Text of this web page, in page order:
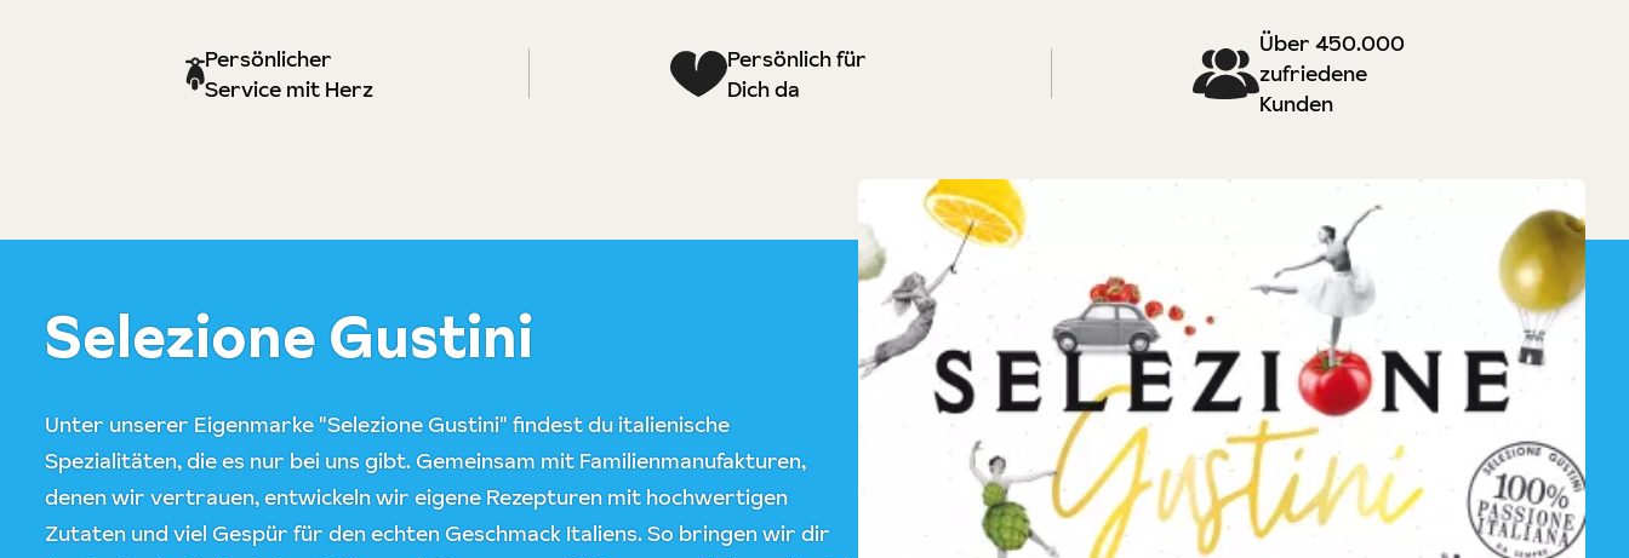
Persönlicher
Service mit Herz
Persönlich für
Dich da
Über 450.000
zufriedene
Kunden
Selezione Gustini
Unter unserer Eigenmarke "Selezione Gustini" findest du italienische
Spezialitäten, die es nur bei uns gibt. Gemeinsam mit Familienmanufakturen,
denen wir vertrauen, entwickeln wir eigene Rezepturen mit hochwertigen
Zutaten und viel Gespür für den echten Geschmack Italiens. So bringen wir dir